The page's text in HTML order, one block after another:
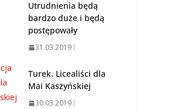
Utrudnienia będą
bardzo duże i będą
postępowały
31.03.2019
Turek. Licealiści dla
Mai Kaszyńskiej
30.03.2019